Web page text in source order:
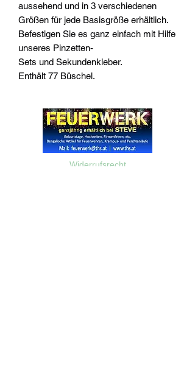
aussehend und in 3 verschiedenen
Größen für jede Basisgröße erhältlich.
Befestigen Sie es ganz einfach mit Hilfe
unseres Pinzetten-
Sets und Sekundenkleber.
Enthält 77 Büschel.
Widerrufsrecht